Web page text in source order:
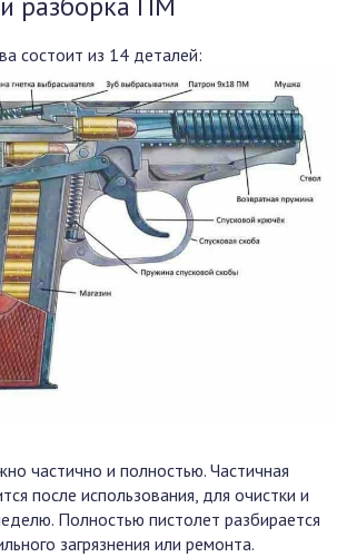
состоит из 14 деталей:
частично и полностью. Частичная
после использования, для очистки и
Полностью пистолет разбирается
загрязнения или ремонта.